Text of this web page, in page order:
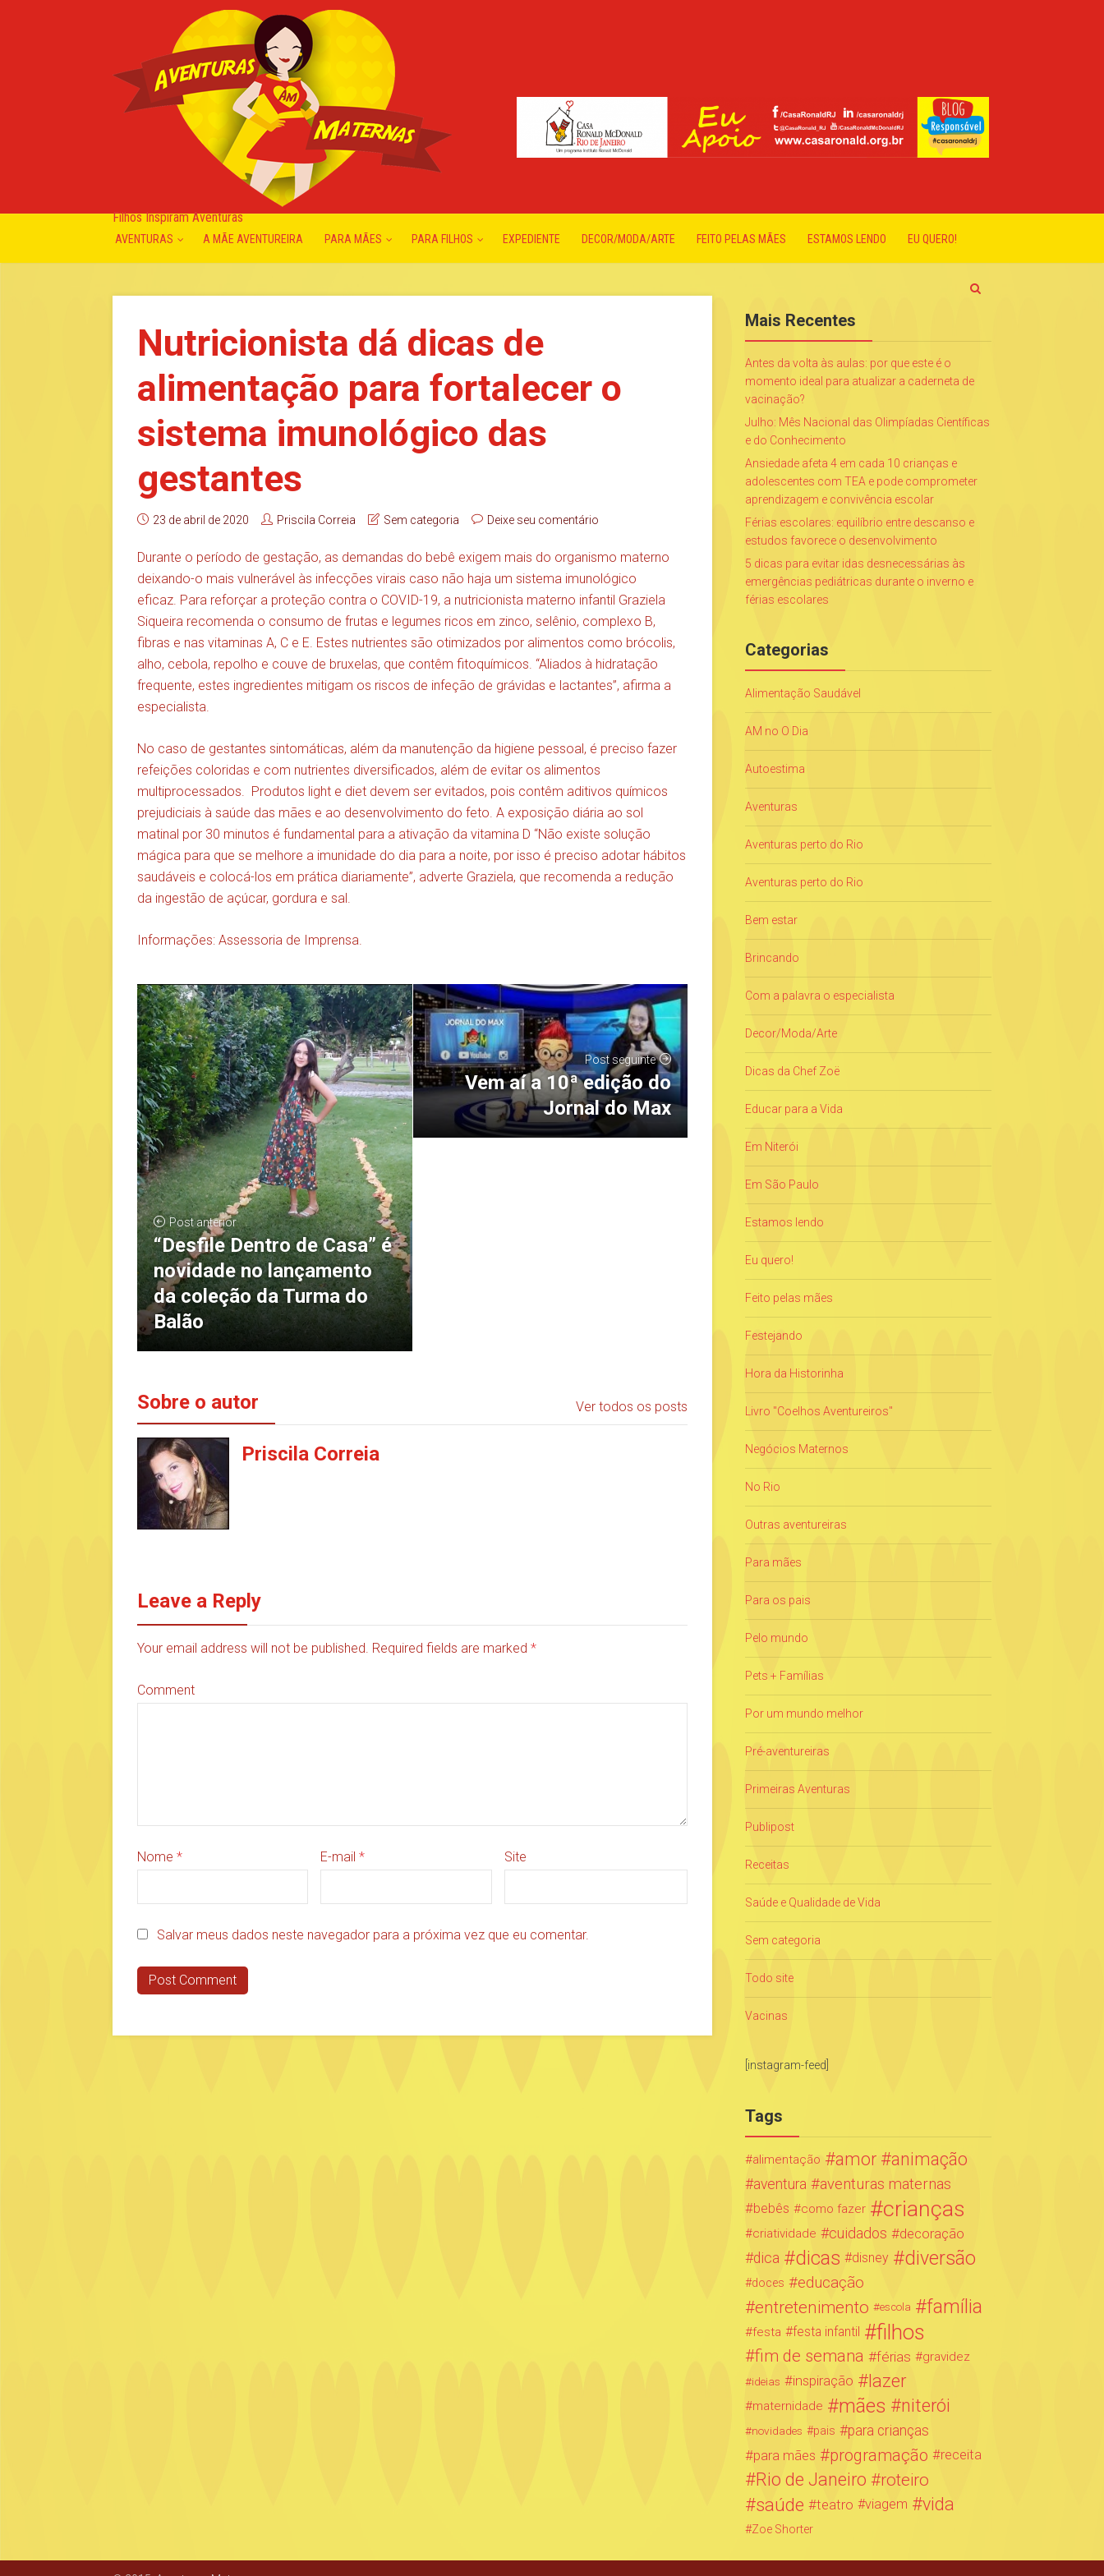
Filhos Inspiram Aventuras
AVENTURAS A MÃE AVENTUREIRA PARA MÃES PARA FILHOS EXPEDIENTE DECOR/MODA/ARTE FEITO PELAS MÃES ESTAMOS LENDO EU QUERO!
Nutricionista dá dicas de
alimentação para fortalecer o
sistema imunológico das
gestantes
23 de abril de 2020 Priscila Correia Sem categoria Deixe seu comentário
Durante o período de gestação, as demandas do bebê exigem mais do organismo materno
deixando-o mais vulnerável às infecções virais caso não haja um sistema imunológico
eficaz. Para reforçar a proteção contra o COVID-19, a nutricionista materno infantil Graziela
Siqueira recomenda o consumo de frutas e legumes ricos em zinco, selênio, complexo B,
fibras e nas vitaminas A, C e E. Estes nutrientes são otimizados por alimentos como brócolis,
alho, cebola, repolho e couve de bruxelas, que contêm fitoquímicos. “Aliados à hidratação
frequente, estes ingredientes mitigam os riscos de infeção de grávidas e lactantes”, afirma a
especialista.
No caso de gestantes sintomáticas, além da manutenção da higiene pessoal, é preciso fazer
refeições coloridas e com nutrientes diversificados, além de evitar os alimentos
multiprocessados. Produtos light e diet devem ser evitados, pois contêm aditivos químicos
prejudiciais à saúde das mães e ao desenvolvimento do feto. A exposição diária ao sol
matinal por 30 minutos é fundamental para a ativação da vitamina D “Não existe solução
mágica para que se melhore a imunidade do dia para a noite, por isso é preciso adotar hábitos
saudáveis e colocá-los em prática diariamente”, adverte Graziela, que recomenda a redução
da ingestão de açúcar, gordura e sal.
Informações: Assessoria de Imprensa.
Post anterior
“Desfile Dentro de Casa” é
novidade no lançamento
da coleção da Turma do
Balão
Post seguinte
Vem aí a 10ª edição do
Jornal do Max
Sobre o autor Ver todos os posts
Priscila Correia
Leave a Reply
Your email address will not be published. Required fields are marked *
Comment
Nome * E-mail* Site
Salvar meus dados neste navegador para a próxima vez que eu comentar.
Mais Recentes
Antes da volta às aulas: por que este é o
momento ideal para atualizar a caderneta de
vacinação?
Julho: Mês Nacional das Olimpíadas Científicas
e do Conhecimento
Ansiedade afeta 4 em cada 10 crianças e
adolescentes com TEA e pode comprometer
aprendizagem e convivência escolar
Férias escolares: equilíbrio entre descanso e
estudos favorece o desenvolvimento
5 dicas para evitar idas desnecessárias às
emergências pediátricas durante o inverno e
férias escolares
Categorias
Alimentação Saudável
AM no O Dia
Autoestima
Aventuras
Aventuras perto do Rio
Aventuras perto do Rio
Bem estar
Brincando
Com a palavra o especialista
Decor/Moda/Arte
Dicas da Chef Zoë
Educar para a Vida
Em Niterói
Em São Paulo
Estamos lendo
Eu quero!
Feito pelas mães
Festejando
Hora da Historinha
Livro "Coelhos Aventureiros"
Negócios Maternos
No Rio
Outras aventureiras
Para mães
Para os pais
Pelo mundo
Pets + Famílias
Por um mundo melhor
Pré-aventureiras
Primeiras Aventuras
Publipost
Receitas
Saúde e Qualidade de Vida
Sem categoria
Todo site
Vacinas
[instagram-feed]
Tags
alimentação amor animação
aventura aventuras maternas
bebês como fazer crianças
criatividade cuidados
decoração
dica
dicas disney diversão
doces educação
entretenimento escola família
festa festa infantil filhos
fim de semana férias gravidez
ideias inspiração lazer
maternidade mães niterói
novidades pais
para crianças
para mães
programação receita
Rio de Janeiro roteiro
saúde teatro viagem vida
Zoe Shorter